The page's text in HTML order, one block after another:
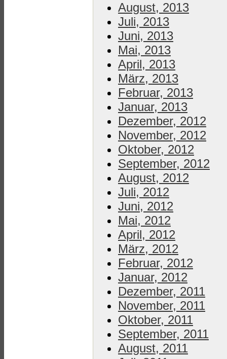
August, 2013
Juli, 2013
Juni, 2013
Mai, 2013
April, 2013
März, 2013
Februar, 2013
Januar, 2013
Dezember, 2012
November, 2012
Oktober, 2012
September, 2012
August, 2012
Juli, 2012
Juni, 2012
Mai, 2012
April, 2012
März, 2012
Februar, 2012
Januar, 2012
Dezember, 2011
November, 2011
Oktober, 2011
September, 2011
August, 2011